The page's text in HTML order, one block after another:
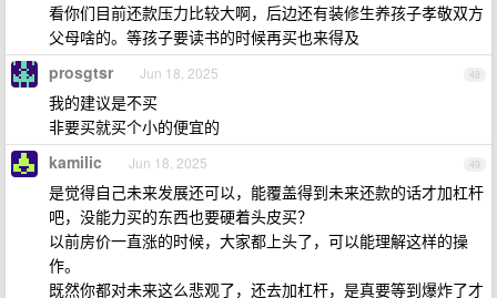
看你们目前还款压力比较大啊，后边还有装修生养孩子孝敬双方
父母啥的。等孩子要读书的时候再买也来得及
48
prosgtsr Jun 18, 2025
我的建议是不买
非要买就买个小的便宜的
49
kamilic Jun 18, 2025
是觉得自己未来发展还可以，能覆盖得到未来还款的话才加杠杆
吧，没能力买的东西也要硬着头皮买？
以前房价一直涨的时候，大家都上头了，可以能理解这样的操
作。
既然你都对未来这么悲观了，还去加杠杆，是真要等到爆炸了才